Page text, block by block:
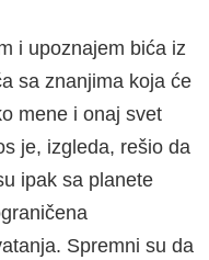
i upoznajem bića iz
sa znanjima koja će
mene i onaj svet
je, izgleda, rešio da
ipak sa planete
Spremni su da